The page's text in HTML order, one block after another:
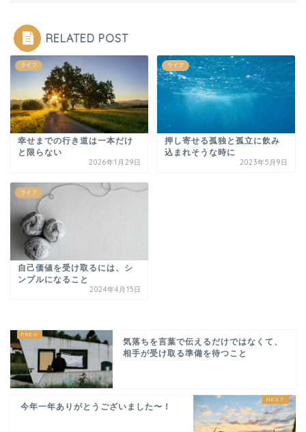
RELATED POST
ライフ
幸せまでの行き道は一本だけ
と限らない
2026年1月29日
ライフ
押し寄せる孤独と孤立に飲み
込まれそうな時に
2023年5月9日
ライフ
自己価値を受け取るには、シ
ンプルになること
2024年4月15日
気落ちを言葉で伝えるだけではなくて、
相手が受け取る準備を待つこと
今年一年ありがとうございました〜！